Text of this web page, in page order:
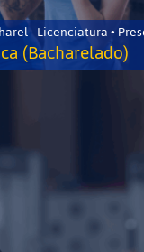
- Licenciatura •
(Bacharelado)